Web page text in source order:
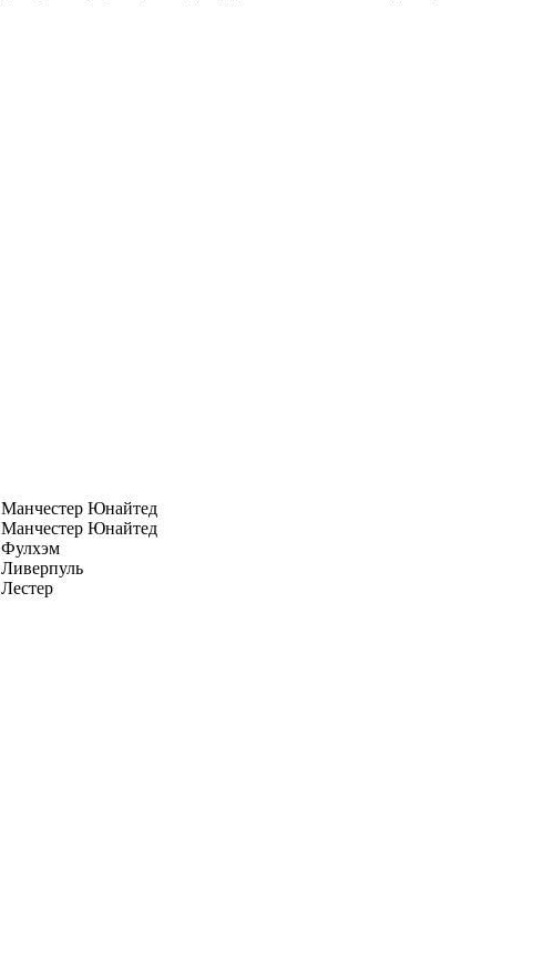
Манчестер Юнайтед
Манчестер Юнайтед
Фулхэм
Ливерпуль
Лестер